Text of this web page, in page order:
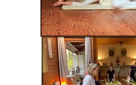
beraten
Die Herangehensweise und die
erfolgt in Absprache und
Ratsuchenden. Die Einzelstunden